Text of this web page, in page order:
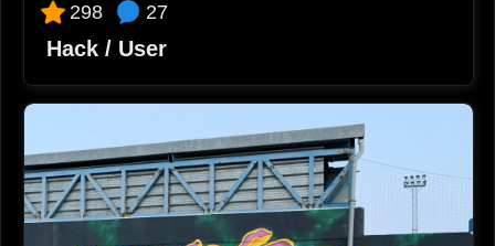
298 27
Hack / User